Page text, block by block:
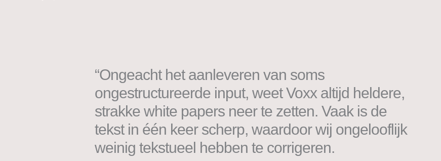
“Ongeacht het aanleveren van soms
ongestructureerde input, weet Voxx altijd heldere,
strakke white papers neer te zetten. Vaak is de
tekst in één keer scherp, waardoor wij ongelooflijk
weinig tekstueel hebben te corrigeren.